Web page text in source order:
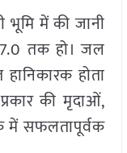
में की जानी
तक हो। जल
होता
की मृदाओं,
में सफलतापूर्वक